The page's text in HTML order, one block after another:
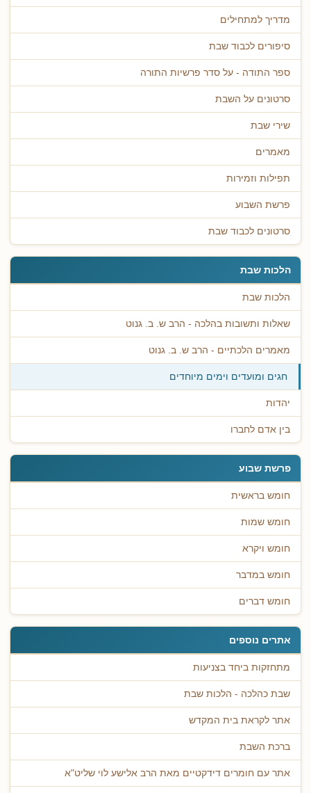
מדריך למתחילים
סיפורים לכבוד שבת
ספר התודה - על סדר פרשיות התורה
סרטונים על השבת
שירי שבת
מאמרים
תפילות וזמירות
פרשת השבוע
סרטונים לכבוד שבת
הלכות שבת
הלכות שבת
שאלות ותשובות בהלכה - הרב ש. ב. גנוט
מאמרים הלכתיים - הרב ש. ב. גנוט
חגים ומועדים וימים מיוחדים
יהדות
בין אדם לחברו
פרשת שבוע
חומש בראשית
חומש שמות
חומש ויקרא
חומש במדבר
חומש דברים
אתרים נוספים
מתחזקות ביחד בצניעות
שבת כהלכה - הלכות שבת
אתר לקראת בית המקדש
ברכת השבת
אתר עם חומרים דידקטיים מאת הרב אלישע לוי שליט"א